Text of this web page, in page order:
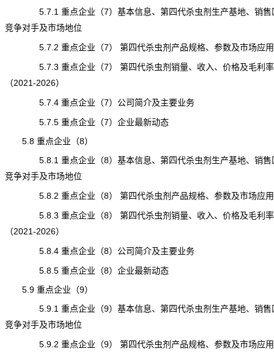
5.7.1 重点企业（7）基本信息、第四代杀虫剂生产基地、销售
竞争对手及市场地位
5.7.2 重点企业（7） 第四代杀虫剂产品规格、参数及市场应用
5.7.3 重点企业（7） 第四代杀虫剂销量、收入、价格及毛利率
（2021-2026）
5.7.4 重点企业（7）公司简介及主要业务
5.7.5 重点企业（7）企业最新动态
5.8 重点企业（8）
5.8.1 重点企业（8）基本信息、第四代杀虫剂生产基地、销售
竞争对手及市场地位
5.8.2 重点企业（8） 第四代杀虫剂产品规格、参数及市场应用
5.8.3 重点企业（8） 第四代杀虫剂销量、收入、价格及毛利率
（2021-2026）
5.8.4 重点企业（8）公司简介及主要业务
5.8.5 重点企业（8）企业最新动态
5.9 重点企业（9）
5.9.1 重点企业（9）基本信息、第四代杀虫剂生产基地、销售
竞争对手及市场地位
5.9.2 重点企业（9） 第四代杀虫剂产品规格、参数及市场应用